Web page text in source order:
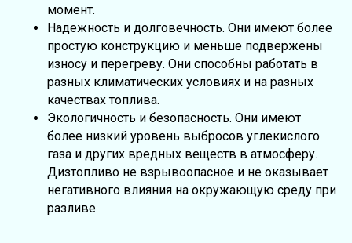
момент.
Надежность и долговечность. Они имеют более
простую конструкцию и меньше подвержены
износу и перегреву. Они способны работать в
разных климатических условиях и на разных
качествах топлива.
Экологичность и безопасность. Они имеют
более низкий уровень выбросов углекислого
газа и других вредных веществ в атмосферу.
Дизтопливо не взрывоопасное и не оказывает
негативного влияния на окружающую среду при
разливе.